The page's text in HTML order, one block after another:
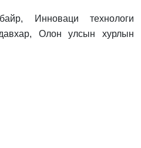
Инноваци технологи
Олон улсын хурлын